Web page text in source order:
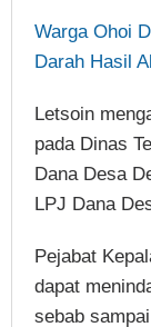
Warga Ohoi
Darah Hasil
Letsoin
pada Dinas
Dana Desa
LPJ Dana
Pejabat
dapat
sebab